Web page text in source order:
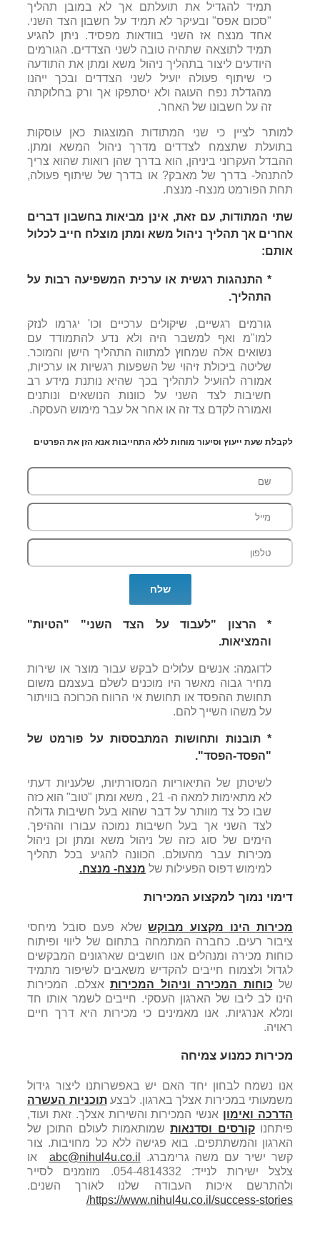
תמיד להגדיל את תועלתם אך לא במובן תהליך
"סכום אפס" ובעיקר לא תמיד על חשבון הצד השני.
אחד מנצח אז השני בוודאות מפסיד. ניתן להגיע
תמיד לתוצאה שתהיה טובה לשני הצדדים. הגורמים
היודעים ליצור בתהליך ניהול משא ומתן את התודעה
כי שיתוף פעולה יועיל לשני הצדדים ובכך ייהנו
מהגדלת נפח העוגה ולא יסתפקו אך ורק בחלוקתה
זה על חשבונו של האחר.
למותר לציין כי שני המתודות המוצגות כאן עוסקות
בתועלת שתצמח לצדדים מדרך ניהול המשא ומתן.
ההבדל העקרוני ביניהן, הוא בדרך שהן רואות שהוא צריך
להתנהל- בדרך של מאבק? או בדרך של שיתוף פעולה,
תחת הפורמט מנצח- מנצח.
שתי המתודות, עם זאת, אינן מביאות בחשבון דברים
אחרים אך תהליך ניהול משא ומתן מוצלח חייב לכלול
אותם:
* התנהגות רגשית או ערכית המשפיעה רבות על
התהליך.
גורמים רגשיים, שיקולים ערכיים וכו' יגרמו לנזק
למו"מ ואף למשבר היה ולא נדע להתמודד עם
נשואים אלה שמחוץ למתווה התהליך הישן והמוכר.
שליטה ביכולת זיהוי של השפעות רגשיות או ערכיות,
אמורה להועיל לתהליך בכך שהיא נותנת מידע רב
חשיבות לצד השני על כוונות הנושאים ונותנים
ואמורה לקדם צד זה או אחר אל עבר מימוש העסקה.
לקבלת שעת ייעוץ וסיעור מוחות ללא התחייבות אנא הזן את הפרטים
* הרצון "לעבוד על הצד השני" "הטיות"
והמציאות.
לדוגמה: אנשים עלולים לבקש עבור מוצר או שירות
מחיר גבוה מאשר היו מוכנים לשלם בעצמם משום
תחושת ההפסד או תחושת אי הרווח הכרוכה בוויתור
על משהו השייך להם.
* תובנות ותחושות המתבססות על פורמט של
"הפסד-הפסד".
לשיטתן של התיאוריות המסורתיות, שלעניות דעתי
לא מתאימות למאה ה- 21 , משא ומתן "טוב" הוא כזה
שבו כל צד מוותר על דבר שהוא בעל חשיבות גדולה
לצד השני אך בעל חשיבות נמוכה עבורו וההיפך.
הימים של סוג כזה של ניהול משא ומתן וכן ניהול
מכירות עבר מהעולם. הכוונה להגיע בכל תהליך
למימוש דפוס הפעילות של מנצח- מנצח.
דימוי נמוך למקצוע המכירות
מכירות הינו מקצוע מבוקששלא פעם סובל מיחסי
ציבור רעים. כחברה המתמחה בתחום של ליווי ופיתוח
כוחות מכירה ומנהלים אנו חושבים שארגונים המבקשים
לגדול ולצמוח חייבים להקדיש משאבים לשיפור מתמיד
של כוחות המכירה וניהול המכירות אצלם. המכירות
הינו לב ליבו של הארגון העסקי. חייבים לשמר אותו חד
ומלא אנרגיות. אנו מאמינים כי מכירות היא דרך חיים
ראויה.
מכירות כמנוע צמיחה
אנו נשמח לבחון יחד האם יש באפשרותנו ליצור גידול
משמעותי במכירות אצלך בארגון. לבצעתוכניות העשרה
הדרכה ואימון אנשי המכירות והשירות אצלך. זאת ועוד,
פיתחנוקורסים וסדנאותשמותאמות לעולם התוכן של
הארגון והמשתתפים. בוא פגישה ללא כל מחויבות. צור
קשר ישיר עם משה גרימברג.
abc@nihul4u.co.il או
צלצל ישירות לנייד: 054-4814332. מוזמנים לסייר
ולהתרשם איכות העבודה שלנו לאורך השנים.
https://www.nihul4u.co.il/success-stories/